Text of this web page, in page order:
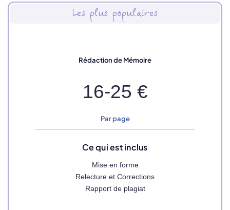
Les plus populaires
Rédaction de Mémoire
16-25 €
Par page
Ce qui est inclus
Mise en forme
Relecture et Corrections
Rapport de plagiat